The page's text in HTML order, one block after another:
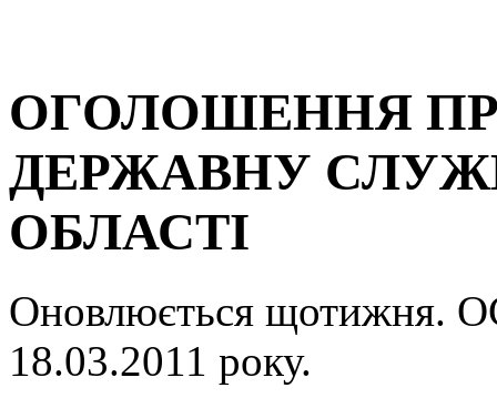
ОГОЛОШЕННЯ
ДЕРЖАВНУ
ОБЛАСТІ
Оновлюється
18.03.2011 року.